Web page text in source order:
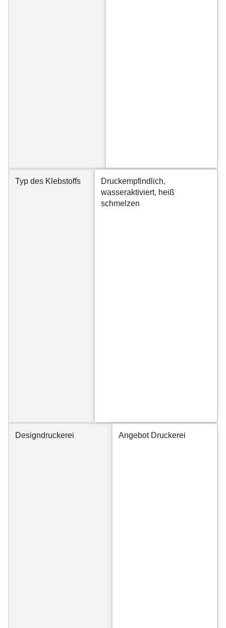
Typ des Klebstoffs
Druckempfindlich,
wasseraktiviert, heiß
schmelzen
Designdruckerei Angebot Druckerei